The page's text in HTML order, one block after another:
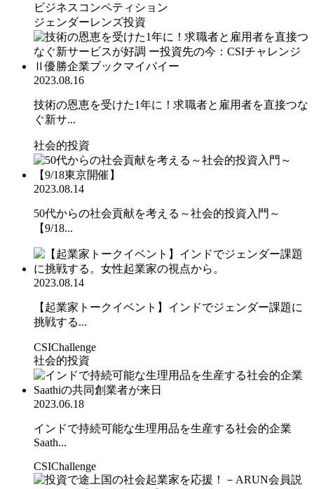
ビジネスコンペティション
ジェンダーレンズ投資
2023.08.16
技術の恩恵を受けた1年に！求職者と雇用者を直接つな
ぐ新サ...
社会的投資
2023.08.14
50代からの社会貢献を考える～社会的投資入門～
【9/18...
2023.08.14
【起業家トークイベント】インドでジェンダー課題に
挑戦する...
CSIChallenge
社会的投資
2023.06.18
インドで持続可能な生理用品を生産する社会的企業
Saath...
CSIChallenge